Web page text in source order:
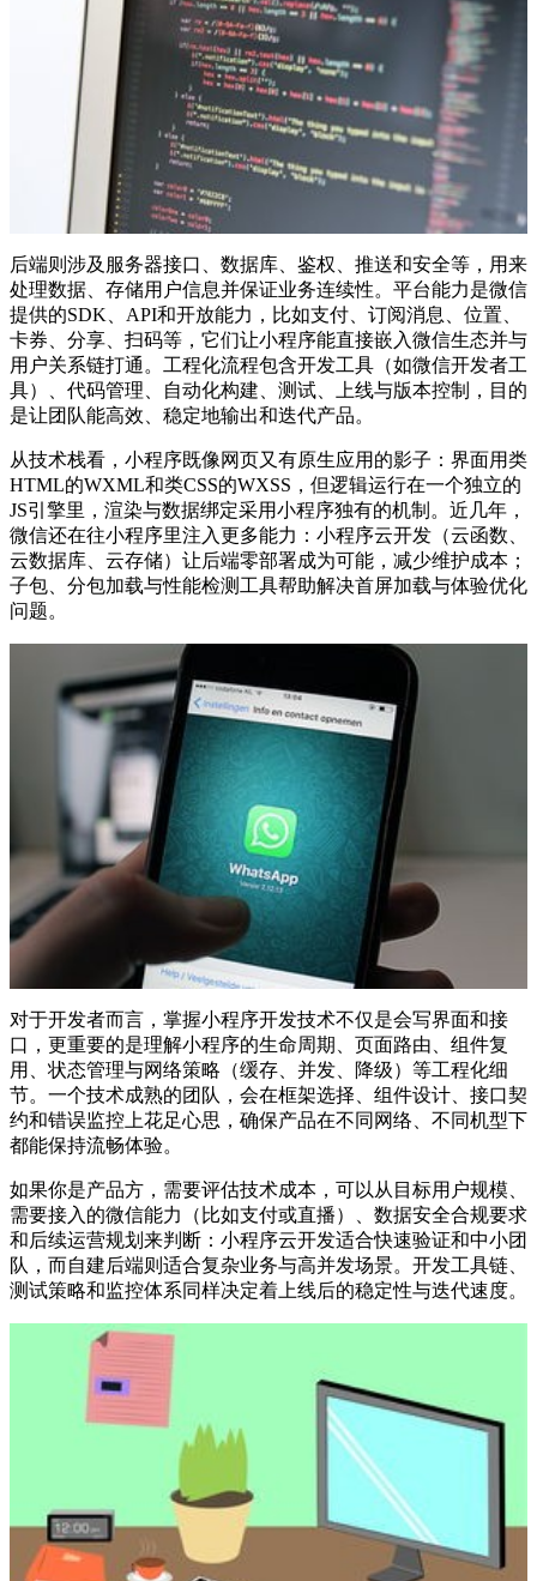
后端则涉及服务器接口、数据库、鉴权、推送和安全等，用来
处理数据、存储用户信息并保证业务连续性。平台能力是微信
提供的SDK、API和开放能力，比如支付、订阅消息、位置、
卡券、分享、扫码等，它们让小程序能直接嵌入微信生态并与
用户关系链打通。工程化流程包含开发工具（如微信开发者工
具）、代码管理、自动化构建、测试、上线与版本控制，目的
是让团队能高效、稳定地输出和迭代产品。
从技术栈看，小程序既像网页又有原生应用的影子：界面用类
HTML的WXML和类CSS的WXSS，但逻辑运行在一个独立的
JS引擎里，渲染与数据绑定采用小程序独有的机制。近几年，
微信还在往小程序里注入更多能力：小程序云开发（云函数、
云数据库、云存储）让后端零部署成为可能，减少维护成本；
子包、分包加载与性能检测工具帮助解决首屏加载与体验优化
问题。
对于开发者而言，掌握小程序开发技术不仅是会写界面和接
口，更重要的是理解小程序的生命周期、页面路由、组件复
用、状态管理与网络策略（缓存、并发、降级）等工程化细
节。一个技术成熟的团队，会在框架选择、组件设计、接口契
约和错误监控上花足心思，确保产品在不同网络、不同机型下
都能保持流畅体验。
如果你是产品方，需要评估技术成本，可以从目标用户规模、
需要接入的微信能力（比如支付或直播）、数据安全合规要求
和后续运营规划来判断：小程序云开发适合快速验证和中小团
队，而自建后端则适合复杂业务与高并发场景。开发工具链、
测试策略和监控体系同样决定着上线后的稳定性与迭代速度。